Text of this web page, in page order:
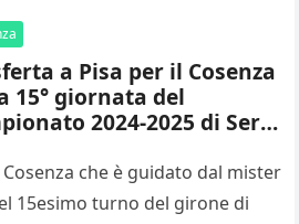
a Pisa per il Cosenza
15° giornata del
2024-2025 di Serie
che è guidato dal mister
15esimo turno del girone di